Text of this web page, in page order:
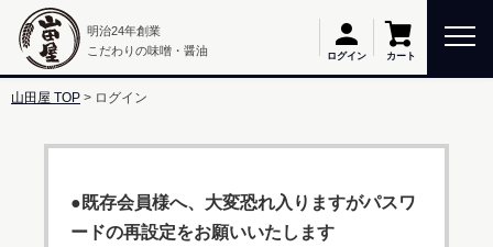
明治24年創業
こだわりの味噌・醤油
ログイン カート
山田屋 TOP ログイン
●既存会員様へ、大変恐れ入りますがパスワ
ードの再設定をお願いいたします